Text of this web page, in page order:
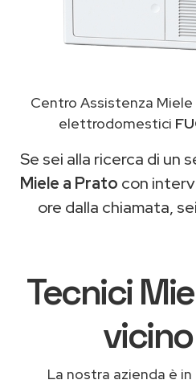
Centro Assistenza
elettrodomestici
Se sei alla ricerca di un
Miele a Prato con
ore dalla chiamata,
Tecnici
La nostra azienda è